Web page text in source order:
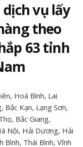
vụ lấy
theo
63 tỉnh
Hoà Bình, Lai
Bắc Kạn, Lạng Sơn,
Bắc Giang,
Nội, Hải Dương, Hải
Bình, Thái Bình, Vĩnh